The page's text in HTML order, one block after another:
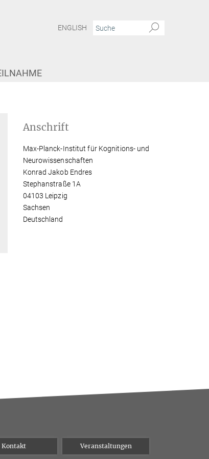
ENGLISH
Anschrift
Max-Planck-Institut für Kognitions- und
Neurowissenschaften
Konrad Jakob Endres
Stephanstraße 1A
04103 Leipzig
Sachsen
Deutschland
Kontakt Veranstaltungen